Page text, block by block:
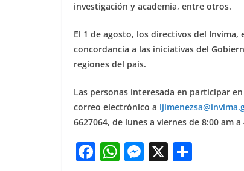
investigación y academia, entre otros.
El 1 de agosto, los directivos del
concordancia a las iniciativas del
regiones del país.
Las personas interesada en participar
correo electrónico a
6627064, de lunes a viernes de 8:00 am
F W M X